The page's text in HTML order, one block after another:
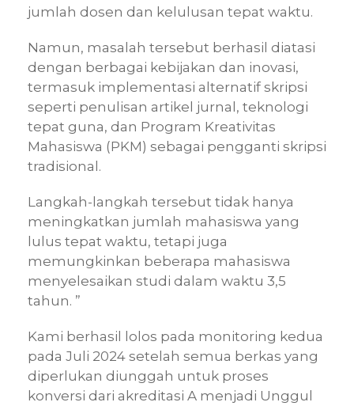
jumlah dosen dan kelulusan tepat waktu.
Namun, masalah tersebut berhasil diatasi
dengan berbagai kebijakan dan inovasi,
termasuk implementasi alternatif skripsi
seperti penulisan artikel jurnal, teknologi
tepat guna, dan Program Kreativitas
Mahasiswa (PKM) sebagai pengganti skripsi
tradisional.
Langkah-langkah tersebut tidak hanya
meningkatkan jumlah mahasiswa yang
lulus tepat waktu, tetapi juga
memungkinkan beberapa mahasiswa
menyelesaikan studi dalam waktu 3,5
tahun. ”
Kami berhasil lolos pada monitoring kedua
pada Juli 2024 setelah semua berkas yang
diperlukan diunggah untuk proses
konversi dari akreditasi A menjadi Unggul